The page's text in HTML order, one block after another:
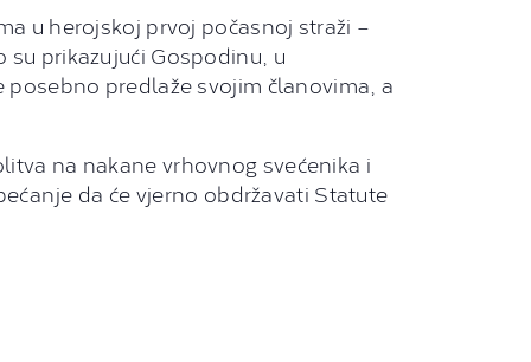
u herojskoj prvoj počasnoj straži –
prikazujući Gospodinu, u
predlaže svojim članovima, a
na nakane vrhovnog svećenika i
da će vjerno obdržavati Statute